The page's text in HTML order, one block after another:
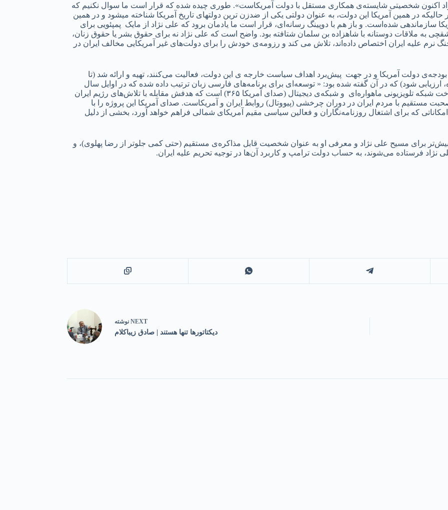
اکنون شخصیتی شایسته‌ی همکاری مستقل با دولت آمریکاست». طوری چیده شده که قرار است ما سوال نکنیم که
در همین آمریکا این دولت، به عنوان دولتی یکی از ضدزن ترین دولتهای تاریخ آمریکا شناخته میشود و در همین
سازماندهی شده‌است. و باز هم با دوپینگ رسانه‌ای، قرار است ما یادمان برود که علی نژاد از مایک پمپئویی برای
به ملاقات دوستانه با شاهزاده بن سلمان شتافته بود. واضح ا‌ست که علی نژاد نه برای حقوق بشر یا حقوق زنان،
نرم علیه ایران اختصاص داده‌اند، تلاش می کند و رزومه‌ی خودش را برای دولت‌های غیر آمریکایی مخالف ایران در
رسانه‌هایی که با بودجه‌ی دولت آمریکا و در جهت پیش‌برد اهداف سیاست خارجه ی این دولت، فعالیت می‌کنند، تهیه و ارائه شد (تا
ارزیابی شود) که در آن گفته شده بود: « توسعه‌ای برای برنامه‌های فارسی زبان ترتیب داده شده که در اوایل سال
۲۰۱۹ راه اندازی خواهد شد – اولین قدم در برنامه‌ی چند ساله برای ساخت شبکه تلویزیونی ماهواره‌ای و شبکه‌ی دیجیتال (صدای آمریکا ۳۶۵) است که هدفش مقابله با تلاش‌های رژیم ایران
مستقیم با مردم ایران در دوران چرخشی (پیووتال) روابط ایران و آمریکاست. صدای آمریکا این پروژه را با
رهبری خواهد کرد.» شاید این تلویزیون ۲۴ ساعته و امکاناتی که برای اشتغال روزنامه‌نگاران و فعالین سیاسی مقیم آمریکای شمالی فراهم خواهد آورد، بخشی از دلیل
برای مسیح علی نژاد و معرفی او به عنوان شخصیت قابل مذاکره‌ی مستقیم (حتی کمی جلو‌تر از رضا پهلوی)، و
نژاد فرستاده می‌شوند، به حساب دولت ترامپ و کاربرد آن‌ها در توجیه تحریم علیه ایران.
NEXT نوشته
دیکتاتورها تنها هستند | صادق زیباکلام